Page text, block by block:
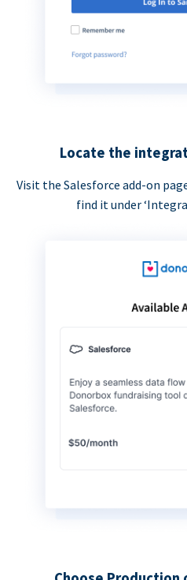
Locate the
Visit the Salesforce add-on
find it under